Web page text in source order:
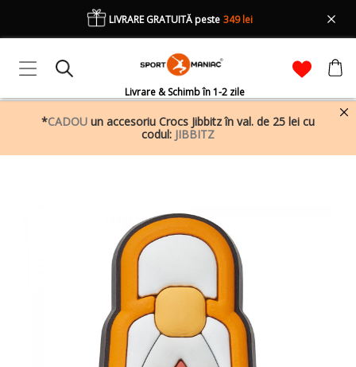
Livrare & Schimb în 1-2 zile
LIVRARE GRATUITĂ peste 349 lei
*CADOU un accesoriu Crocs Jibbitz în val. de 25 lei cu
codul: JIBBITZ